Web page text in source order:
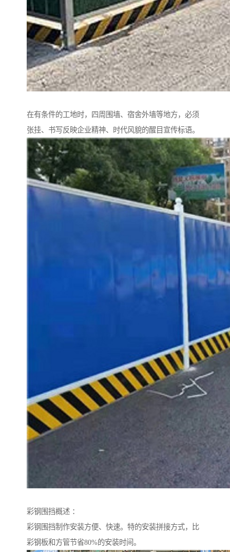
在有条件的工地时，四周围墙、宿舍外墙等地方，必须
张挂、书写反映企业精神、时代风貌的醒目宣传标语。
彩钢围挡概述 ：
彩钢围挡制作安装方便、快速。特的安装拼接方式，比
彩钢板和方管节省80%的安装时间。